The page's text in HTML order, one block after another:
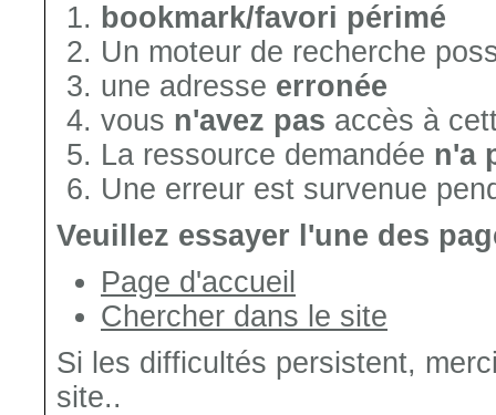
bookmark/favori périmé
Un moteur de recherche
une adresse erronée
vous n'avez pas accès à
La ressource demandée n'a
Une erreur est survenue
Veuillez essayer l'une des
Page d'accueil
Chercher dans le site
Si les difficultés persistent,
site..